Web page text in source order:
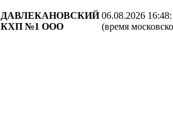
ДАВЛЕКАНОВСКИЙ
КХП №1 ООО
06.08.2026
(время